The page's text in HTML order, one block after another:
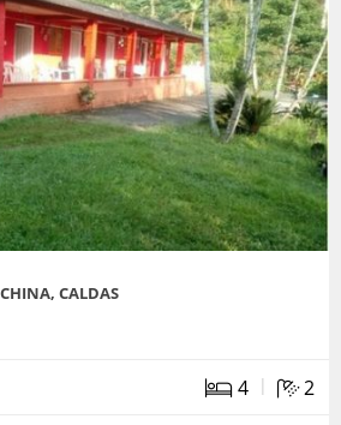
CALDAS
4 | 2